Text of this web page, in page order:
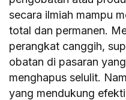
secara ilmiah mampu
total dan permanen.
perangkat canggih,
obatan di pasaran
menghapus selulit.
yang mendukung